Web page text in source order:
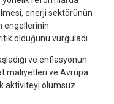
enerji sektörünün
engellerinin
olduğunu vurguladı.
ve enflasyonun
maliyetleri ve Avrupa
aktiviteyi olumsuz